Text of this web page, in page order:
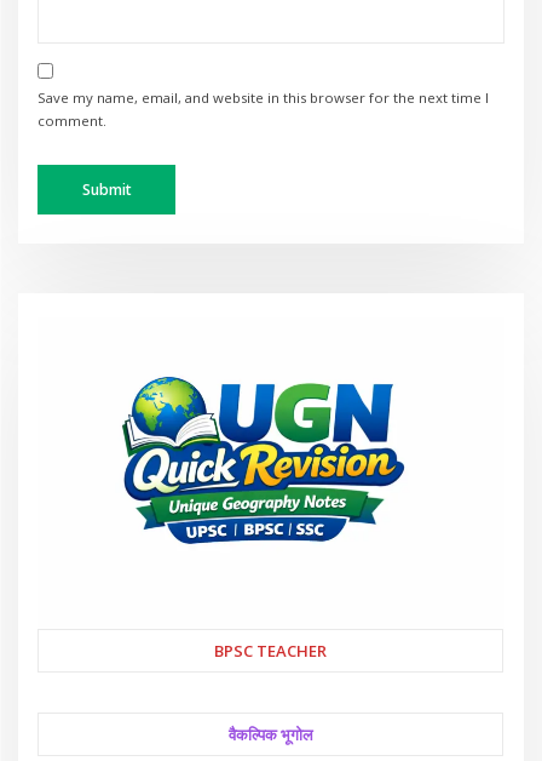
Save my name, email, and website in this browser for the next time I
comment.
BPSC TEACHER
वैकल्पिक भूगोल